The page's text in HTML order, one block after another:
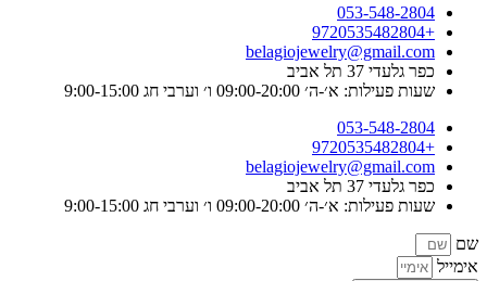
053-548-2804
+9720535482804
belagiojewelry@gmail.com
כפר גלעדי 37 תל אביב
שעות פעילות: א׳-ה׳ 09:00-20:00 ו׳ וערבי חג 9:00-15:00
053-548-2804
+9720535482804
belagiojewelry@gmail.com
כפר גלעדי 37 תל אביב
שעות פעילות: א׳-ה׳ 09:00-20:00 ו׳ וערבי חג 9:00-15:00
שם
אימייל